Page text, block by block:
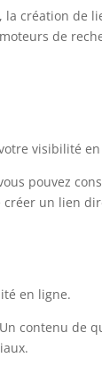
création de
de
visibilité
pouvez
un lien
en ligne.
contenu